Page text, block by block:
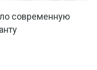
современную